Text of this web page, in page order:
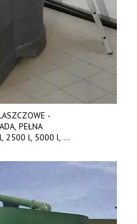
-
PEŁNA
2500 l, 5000 l,